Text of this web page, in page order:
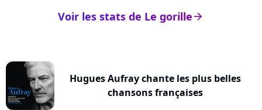
arrow_right
Voir les stats de Le gorille
Hugues Aufray chante les plus belles
chansons françaises